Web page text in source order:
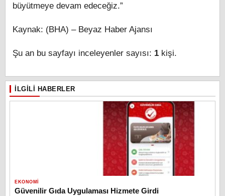
büyütmeye devam edeceğiz.”
Kaynak: (BHA) – Beyaz Haber Ajansı
Şu an bu sayfayı inceleyenler sayısı: 1 kişi.
İLGILI HABERLER
EKONOMI
Güvenilir Gıda Uygulaması Hizmete Girdi